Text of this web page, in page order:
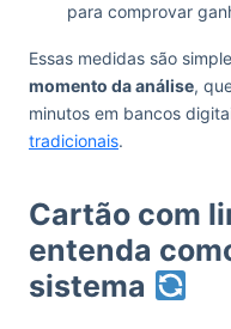
para comprovar
Essas medidas são
momento da análise,
minutos em bancos
tradicionais.
Cartão com
entenda
sistema